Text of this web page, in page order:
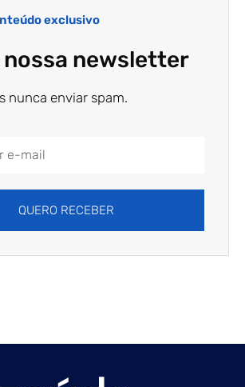
exclusivo
nossa newsletter
nunca enviar spam.
QUERO RECEBER